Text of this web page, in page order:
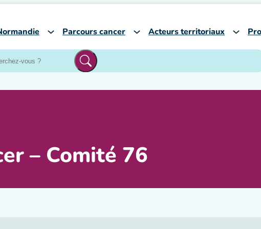
Parcours cancer Acteurs territoriaux
– Comité 76